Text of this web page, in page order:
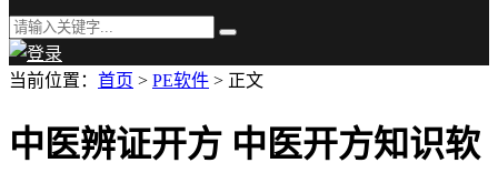
当前位置： 首页 > PE软件 > 正文
中医辨证开方 中医开方知识软